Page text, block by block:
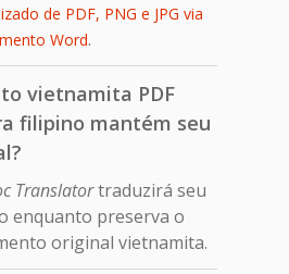
de PDF, PNG e JPG via
Word.
vietnamita PDF
filipino mantém seu
Translatortraduzirá seu
enquanto preserva o
original vietnamita.